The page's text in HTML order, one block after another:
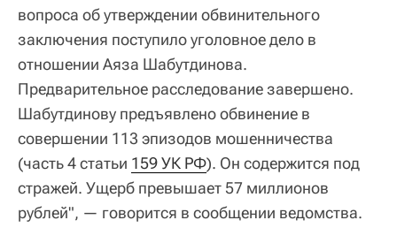
вопроса об утверждении обвинительного
заключения поступило уголовное дело в
отношении Аяза Шабутдинова.
Предварительное расследование завершено.
Шабутдинову предъявлено обвинение в
совершении 113 эпизодов мошенничества
(часть 4 статьи 159 УК РФ). Он содержится под
стражей. Ущерб превышает 57 миллионов
рублей", — говорится в сообщении ведомства.